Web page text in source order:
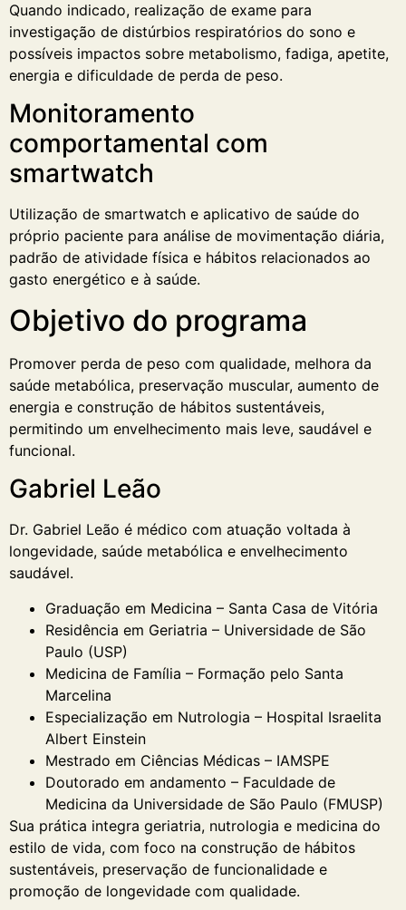
Quando indicado, realização de exame para
investigação de distúrbios respiratórios do sono e
possíveis impactos sobre metabolismo, fadiga, apetite,
energia e dificuldade de perda de peso.
Monitoramento
comportamental com
smartwatch
Utilização de smartwatch e aplicativo de saúde do
próprio paciente para análise de movimentação diária,
padrão de atividade física e hábitos relacionados ao
gasto energético e à saúde.
Objetivo do programa
Promover perda de peso com qualidade, melhora da
saúde metabólica, preservação muscular, aumento de
energia e construção de hábitos sustentáveis,
permitindo um envelhecimento mais leve, saudável e
funcional.
Gabriel Leão
Dr. Gabriel Leão é médico com atuação voltada à
longevidade, saúde metabólica e envelhecimento
saudável.
Graduação em Medicina – Santa Casa de Vitória
Residência em Geriatria – Universidade de São
Paulo (USP)
Medicina de Família – Formação pelo Santa
Marcelina
Especialização em Nutrologia – Hospital Israelita
Albert Einstein
Mestrado em Ciências Médicas – IAMSPE
Doutorado em andamento – Faculdade de
Medicina da Universidade de São Paulo (FMUSP)
Sua prática integra geriatria, nutrologia e medicina do
estilo de vida, com foco na construção de hábitos
sustentáveis, preservação de funcionalidade e
promoção de longevidade com qualidade.